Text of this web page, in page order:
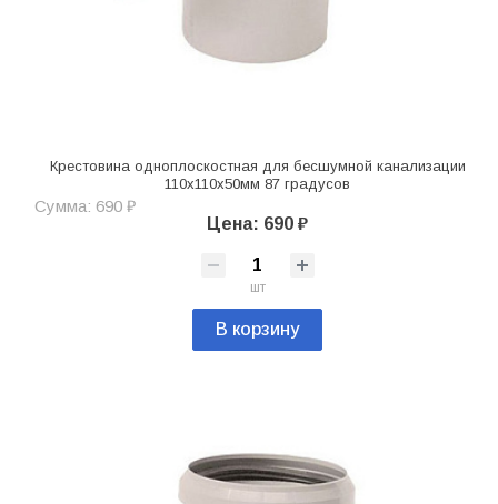
Крестовина одноплоскостная для бесшумной канализации
110х110х50мм 87 градусов
Сумма: 690 ₽
Цена: 690 ₽
шт
В корзину